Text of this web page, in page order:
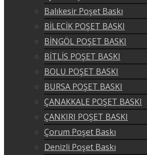
Balıkesir Poşet Baskı
BİLECİK POŞET BASKI
BİNGÖL POŞET BASKI
BİTLİS POŞET BASKI
BOLU POŞET BASKI
BURSA POŞET BASKI
ÇANAKKALE POŞET BASKI
ÇANKIRI POŞET BASKI
Çorum Poşet Baskı
Denizli Poşet Baskı